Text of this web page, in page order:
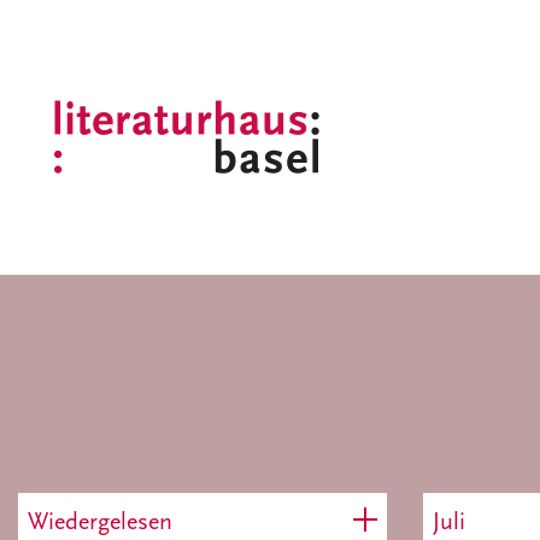
Wiedergelesen Juli